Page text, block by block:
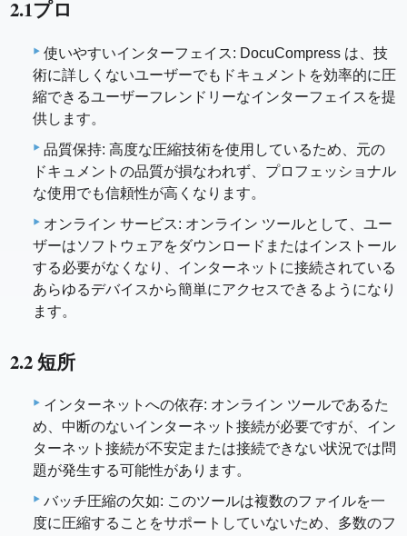
2.1プロ
使いやすいインターフェイス: DocuCompress は、技
術に詳しくないユーザーでもドキュメントを効率的に圧
縮できるユーザーフレンドリーなインターフェイスを提
供します。
品質保持: 高度な圧縮技術を使用しているため、元の
ドキュメントの品質が損なわれず、プロフェッショナル
な使用でも信頼性が高くなります。
オンライン サービス: オンライン ツールとして、ユー
ザーはソフトウェアをダウンロードまたはインストール
する必要がなくなり、インターネットに接続されている
あらゆるデバイスから簡単にアクセスできるようになり
ます。
2.2 短所
インターネットへの依存: オンライン ツールであるた
め、中断のないインターネット接続が必要ですが、イン
ターネット接続が不安定または接続できない状況では問
題が発生する可能性があります。
バッチ圧縮の欠如: このツールは複数のファイルを一
度に圧縮することをサポートしていないため、多数のフ